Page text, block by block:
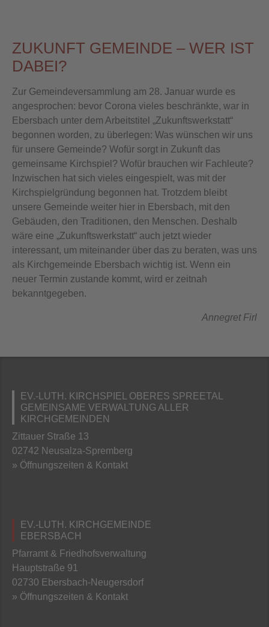
ZUKUNFT GEMEINDE – WER IST
DABEI?
Zur Gemeindeversammlung am 28. Januar wurde es
angesprochen: bevor Corona vieles beschränkte, war in
Ebersbach unter dem Arbeitstitel „Zukunftswerkstatt“
begonnen worden, zu überlegen: Was wünschen wir uns
für unsere Gemeinde? Wofür sorgt in Zukunft das
gemeinsame Kirchspiel? Wofür brauchen wir Fachleute?
Inzwischen hat sich vieles eingespielt, was mit der
Kirchspielgründung begonnen hat. Trotzdem bleibt
unsere Gemeinde weiter hier in Ebersbach, mit den
Gebäuden, den Traditionen, den Menschen. Deshalb
wäre eine „Zukunftswerkstatt“ auch jetzt wieder
interessant, um miteinander über das zu beraten, was uns
als Kirchgemeinde Ebersbach wichtig ist. Wenn ein
neuer Termin zustande kommt, wird er zeitnah
bekanntgegeben.
Annegret Firl
EV.-LUTH. KIRCHSPIEL OBERES SPREETAL
GEMEINSAME VERWALTUNG ALLER
KIRCHGEMEINDEN
Zittauer Straße 13
02742 Neusalza-Spremberg
» Öffnungszeiten & Kontakt
EV.-LUTH. KIRCHGEMEINDE
EBERSBACH
Pfarramt & Friedhofsverwaltung
Hauptstraße 91
02730 Ebersbach-Neugersdorf
» Öffnungszeiten & Kontakt